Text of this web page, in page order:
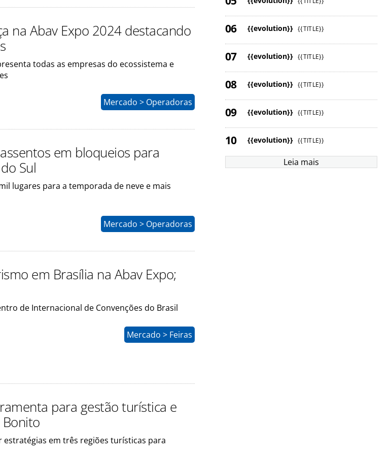
na Abav Expo 2024 destacando
todas as empresas do ecossistema e
Mercado > Operadoras
em bloqueios para
Sul
lugares para a temporada de neve e mais
Mercado > Operadoras
em Brasília na Abav Expo;
de Internacional de Convenções do Brasil
Mercado > Feiras
para gestão turística e
em três regiões turísticas para
{{evolution}} {{TITLE}}
{{evolution}} {{TITLE}}
{{evolution}} {{TITLE}}
{{evolution}} {{TITLE}}
{{evolution}} {{TITLE}}
Leia mais